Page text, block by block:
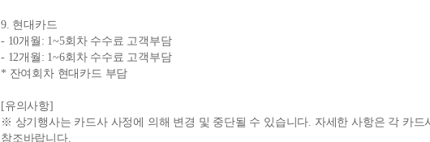
9. 현대카드
- 10개월: 1~5회차 수수료 고객부담
- 12개월: 1~6회차 수수료 고객부담
* 잔여회차 현대카드 부담
[유의사항]
※ 상기행사는 카드사 사정에 의해 변경 및 중단될 수 있습니다. 자세한 사항은 각 카드
참조바랍니다.